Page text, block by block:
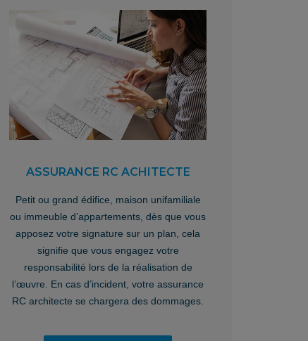
ASSURANCE RC ACHITECTE
Petit ou grand édifice, maison unifamiliale
ou immeuble d’appartements, dès que vous
apposez votre signature sur un plan, cela
signifie que vous engagez votre
responsabilité lors de la réalisation de
l’œuvre. En cas d’incident, votre assurance
RC architecte se chargera des dommages.